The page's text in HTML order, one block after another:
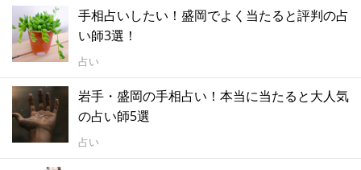
手相占いしたい！盛岡でよく当たると評判の占
い師3選！
占い
岩手・盛岡の手相占い！本当に当たると大人気
の占い師5選
占い